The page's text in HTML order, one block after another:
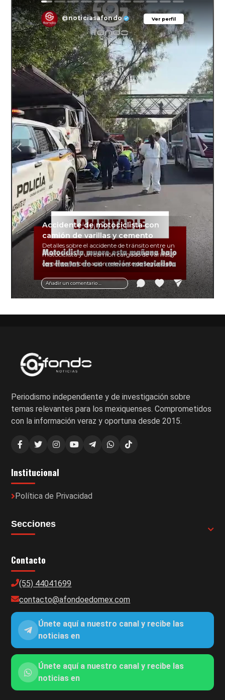
Ver perfil
@noticiasafondo Ver perfil
Añadir un comentario ...
Accidente de motociclista con
camión de varillas y cemento
Detalles sobre el accidente de tránsito entre un
motociclista y un camión cargado de varillas y
cemento. Información relevante de seguridad
vial y recomendaciones para motociclistas.
Periodismo independiente y de investigación sobre
temas relevantes para los mexiquenses. Comprometidos
con la información veraz y oportuna desde 2015.
Institucional
Política de Privacidad
Secciones
Contacto
(55) 44041699
contacto@afondoedomex.com
Únete aquí a nuestro canal y recibe las
noticias en
Únete aquí a nuestro canal y recibe las
noticias en